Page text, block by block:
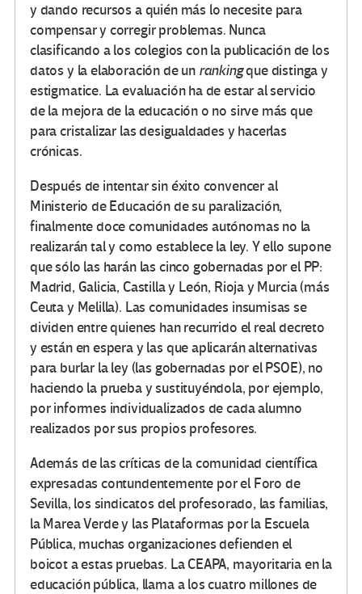
y dando recursos a quién más lo necesite para
compensar y corregir problemas. Nunca
clasificando a los colegios con la publicación de los
datos y la elaboración de un rankingque distinga y
estigmatice. La evaluación ha de estar al servicio
de la mejora de la educación o no sirve más que
para cristalizar las desigualdades y hacerlas
crónicas.
Después de intentar sin éxito convencer al
Ministerio de Educación de su paralización,
finalmente doce comunidades autónomas no la
realizarán tal y como establece la ley. Y ello supone
que sólo las harán las cinco gobernadas por el PP:
Madrid, Galicia, Castilla y León, Rioja y Murcia (más
Ceuta y Melilla). Las comunidades insumisas se
dividen entre quienes han recurrido el real decreto
y están en espera y las que aplicarán alternativas
para burlar la ley (las gobernadas por el PSOE), no
haciendo la prueba y sustituyéndola, por ejemplo,
por informes individualizados de cada alumno
realizados por sus propios profesores.
Además de las críticas de la comunidad científica
expresadas contundentemente por el Foro de
Sevilla, los sindicatos del profesorado, las familias,
la Marea Verde y las Plataformas por la Escuela
Pública, muchas organizaciones defienden el
boicot a estas pruebas. La CEAPA, mayoritaria en la
educación pública, llama a los cuatro millones de